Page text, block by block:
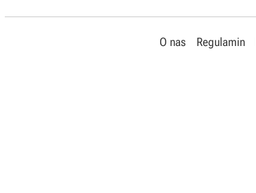
O nas Regulamin